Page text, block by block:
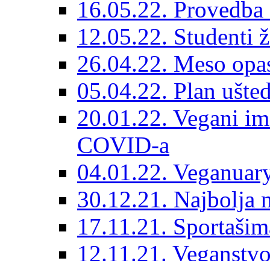
16.05.22.
12.05.22. Studenti
26.04.22. Meso
05.04.22. Plan
20.01.22. Vegani
COVID-a
04.01.22.
30.12.21. Najbolja
17.11.21.
12.11.21.